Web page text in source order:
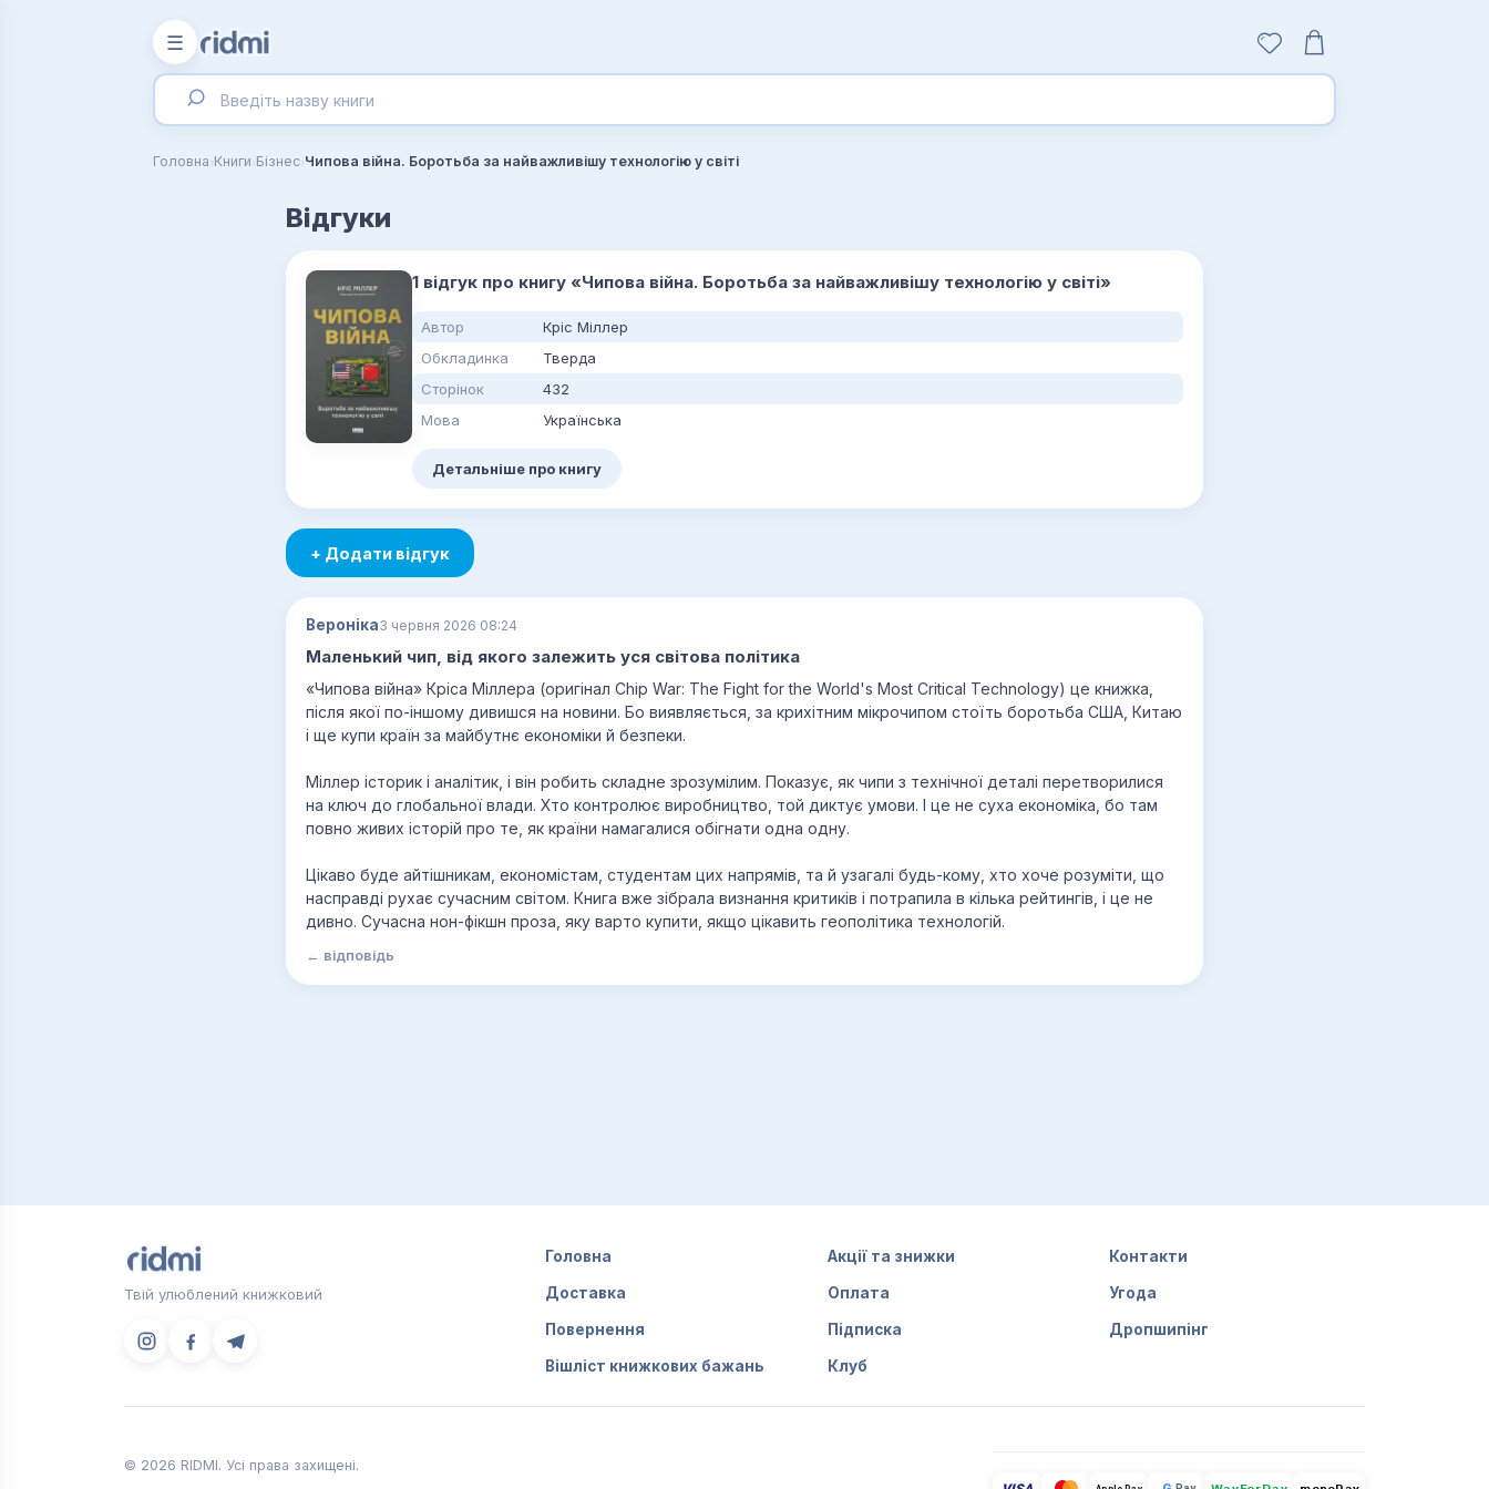
☰
Головна›Книги›Бізнес›Чипова війна. Боротьба за найважливішу технологію у світі
Відгуки
1 відгук про книгу «Чипова війна. Боротьба за найважливішу технологію у світі»
Автор
Кріс Міллер
Обкладинка
Тверда
Сторінок
432
Мова
Українська
Детальніше про книгу
+ Додати відгук
Вероніка3 червня 2026 08:24
Маленький чип, від якого залежить уся світова політика
«Чипова війна» Кріса Міллера (оригінал Chip War: The Fight for the World's Most Critical Technology) це книжка,
після якої по-іншому дивишся на новини. Бо виявляється, за крихітним мікрочипом стоїть боротьба США, Китаю
і ще купи країн за майбутнє економіки й безпеки.
Міллер історик і аналітик, і він робить складне зрозумілим. Показує, як чипи з технічної деталі перетворилися
на ключ до глобальної влади. Хто контролює виробництво, той диктує умови. І це не суха економіка, бо там
повно живих історій про те, як країни намагалися обігнати одна одну.
Цікаво буде айтішникам, економістам, студентам цих напрямів, та й узагалі будь-кому, хто хоче розуміти, що
насправді рухає сучасним світом. Книга вже зібрала визнання критиків і потрапила в кілька рейтингів, і це не
дивно. Сучасна нон-фікшн проза, яку варто купити, якщо цікавить геополітика технологій.
← відповідь
Твій улюблений книжковий
Головна Акції та знижки Контакти
Доставка Оплата Угода
Повернення Підписка Дропшипінг
Вішліст книжкових бажань Клуб
© 2026 RIDMI. Усі права захищені.